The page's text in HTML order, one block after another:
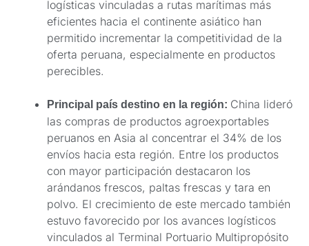
logísticas vinculadas a rutas marítimas más
eficientes hacia el continente asiático han
permitido incrementar la competitividad de la
oferta peruana, especialmente en productos
perecibles.
Principal país destino en la región: China lideró
las compras de productos agroexportables
peruanos en Asia al concentrar el 34% de los
envíos hacia esta región. Entre los productos
con mayor participación destacaron los
arándanos frescos, paltas frescas y tara en
polvo. El crecimiento de este mercado también
estuvo favorecido por los avances logísticos
vinculados al Terminal Portuario Multipropósito